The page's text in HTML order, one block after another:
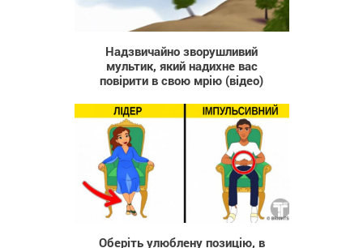
3 132
Надзвичайно зворушливий
мультик, який надихне вас
повірити в свою мрію (відео)
2 027
Оберіть улюблену позицію, в